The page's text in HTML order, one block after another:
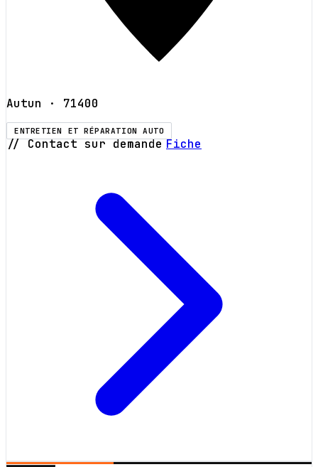
Autun · 71400
ENTRETIEN ET RÉPARATION AUTO
// Contact sur demande Fiche